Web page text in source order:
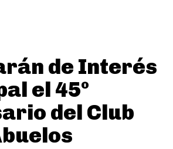
de Interés
el 45º
del Club